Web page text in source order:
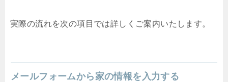
実際の流れを次の項目では詳しくご案内いたします。
メールフォームから家の情報を入力する